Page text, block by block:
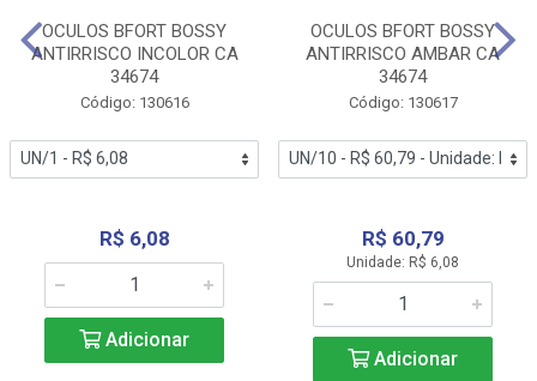
OCULOS BFORT BOSSY
ANTIRRISCO INCOLOR CA
34674
Código: 130616
R$ 6,08
Adicionar
OCULOS BFORT BOSSY
ANTIRRISCO AMBAR CA
34674
Código: 130617
R$ 60,79
Unidade: R$ 6,08
Adicionar